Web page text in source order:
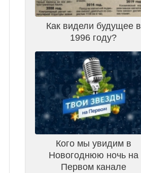
Как видели будущее в
1996 году?
Кого мы увидим в
Новогоднюю ночь на
Первом канале